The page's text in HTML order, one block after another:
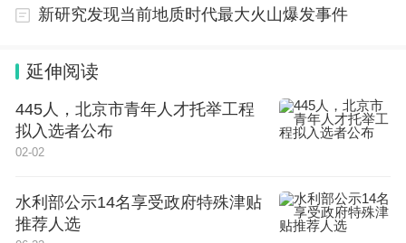
新研究发现当前地质时代最大火山爆发事件
延伸阅读
445人，北京市青年人才托举工程
拟入选者公布
02-02
水利部公示14名享受政府特殊津贴
推荐人选